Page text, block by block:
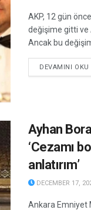
AKP, 12 gün önce
değişime gitti ve
Ancak bu değişim
DEVAMINI OKU
Ayhan
‘Cezamı
anlatırım’
DECEMBER 17,
Ankara Emniyet